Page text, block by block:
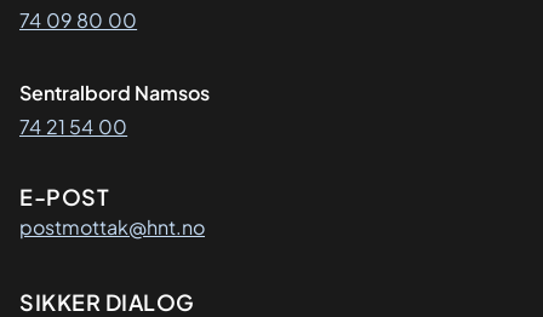
74 09 80 00
Sentralbord Namsos
74 21 54 00
E-POST
postmottak@hnt.no
SIKKER DIALOG